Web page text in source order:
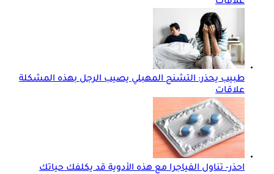
طبيب يحذر: التشنج المهبلي يصيب الرجل بهذه المشكلة
علاقات
احذر- تناول الفياجرا مع هذه الأدوية قد يكلفك حياتك